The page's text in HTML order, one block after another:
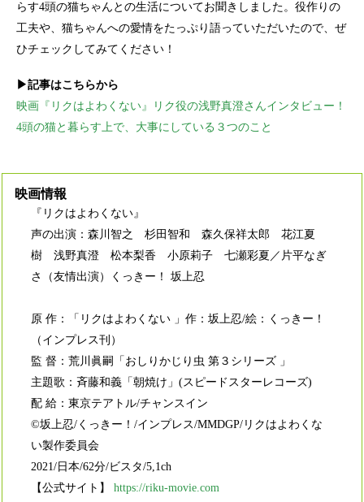
らす4頭の猫ちゃんとの生活についてお聞きしました。役作りの
工夫や、猫ちゃんへの愛情をたっぷり語っていただいたので、ぜ
ひチェックしてみてください！
▶記事はこちらから
映画『リクはよわくない』リク役の浅野真澄さんインタビュー！
4頭の猫と暮らす上で、大事にしている３つのこと
映画情報
『リクはよわくない』
声の出演：森川智之 杉田智和 森久保祥太郎 花江夏
樹 浅野真澄 松本梨香 小原莉子 七瀬彩夏／片平なぎ
さ（友情出演）くっきー！ 坂上忍
原 作：「リクはよわくない 」作：坂上忍/絵：くっきー！
（インプレス刊）
監 督：荒川眞嗣「おしりかじり虫 第３シリーズ 」
主題歌：斉藤和義「朝焼け」(スピードスターレコーズ)
配 給：東京テアトル/チャンスイン
©坂上忍/くっきー！/インプレス/MMDGP/リクはよわくな
い製作委員会
2021/日本/62分/ビスタ/5,1ch
【公式サイト】 https://riku-movie.com